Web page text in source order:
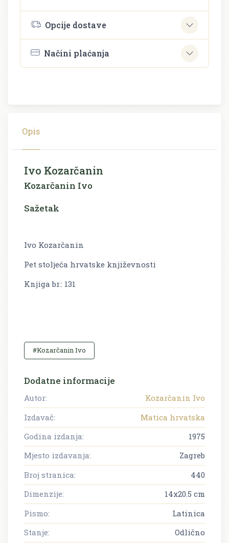
Opcije dostave
Načini plaćanja
Opis
Ivo Kozarčanin
Kozarčanin Ivo
Sažetak
Ivo Kozarčanin
Pet stoljeća hrvatske književnosti
Knjiga br.: 131
#Kozarčanin Ivo
Dodatne informacije
Autor:
Kozarčanin Ivo
Izdavač:
Matica hrvatska
Godina izdanja:
1975
Mjesto izdavanja:
Zagreb
Broj stranica:
440
Dimenzije:
14x20.5 cm
Pismo:
Latinica
Stanje:
Odlično